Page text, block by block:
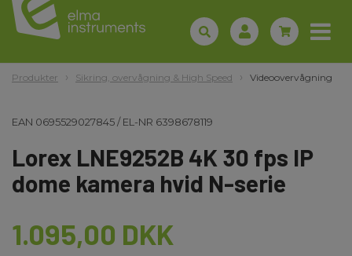
Produkter Sikring, overvågning & High Speed Videoovervågning
EAN 0695529027845/EL-NR 6398678119
Lorex LNE9252B 4K 30 fps IP
dome kamera hvid N-serie
1.095,00 DKK